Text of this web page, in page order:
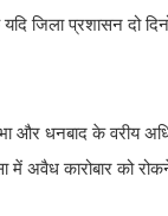
यदि जिला प्रशासन
और धनबाद के वरीय
में अवैध कारोबार को